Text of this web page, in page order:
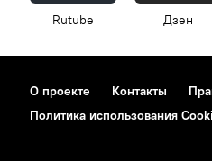
Rutube Дзен
О проекте Контакты
Политика использования